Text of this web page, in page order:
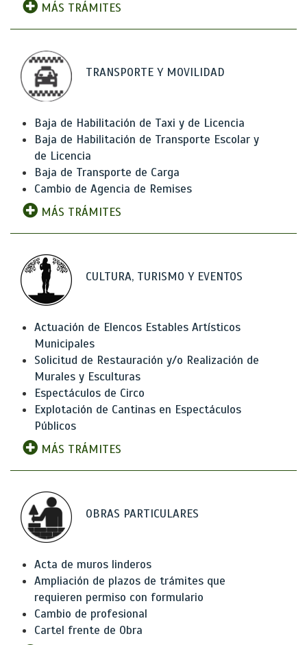
MÁS TRÁMITES
TRANSPORTE Y MOVILIDAD
Baja de Habilitación de Taxi y de Licencia
Baja de Habilitación de Transporte Escolar y
de Licencia
Baja de Transporte de Carga
Cambio de Agencia de Remises
MÁS TRÁMITES
CULTURA, TURISMO Y EVENTOS
Actuación de Elencos Estables Artísticos
Municipales
Solicitud de Restauración y/o Realización de
Murales y Esculturas
Espectáculos de Circo
Explotación de Cantinas en Espectáculos
Públicos
MÁS TRÁMITES
OBRAS PARTICULARES
Acta de muros linderos
Ampliación de plazos de trámites que
requieren permiso con formulario
Cambio de profesional
Cartel frente de Obra